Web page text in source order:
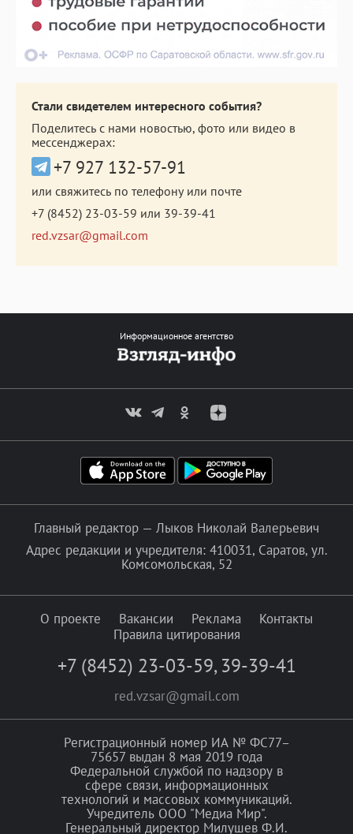
Стали свидетелем интересного события?
Поделитесь с нами новостью, фото или видео в
мессенджерах:
+7 927 132-57-91
или свяжитесь по телефону или почте
+7 (8452) 23-03-59 или 39-39-41
red.vzsar@gmail.com
Информационное агентство
Главный редактор — Лыков Николай Валерьевич
Адрес редакции и учредителя: 410031, Саратов, ул.
Комсомольская, 52
О проекте Вакансии Реклама
Контакты
Правила цитирования
+7 (8452) 23-03-59, 39-39-41
red.vzsar@gmail.com
Регистрационный номер ИА № ФС77–
75657 выдан 8 мая 2019 года
Федеральной службой по надзору в
сфере связи, информационных
технологий и массовых коммуникаций.
Учредитель ООО "Медиа Мир".
Генеральный директор Милушев Ф.И.